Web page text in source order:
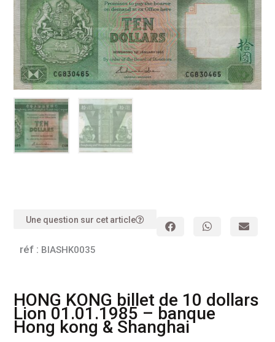
Une question sur cet article
réf : BIASHK0035
HONG KONG billet de 10 dollars
Lion 01.01.1985 – banque
Hong kong & Shanghai